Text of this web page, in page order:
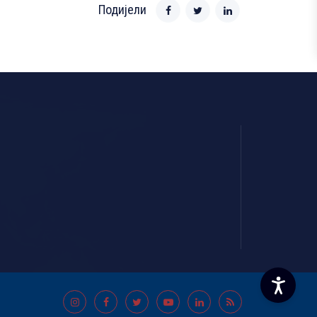
Подијели